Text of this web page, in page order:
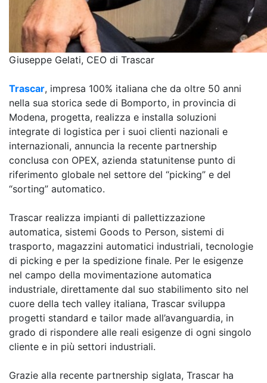
Giuseppe Gelati, CEO di Trascar
Trascar, impresa 100% italiana che da oltre 50 anni
nella sua storica sede di Bomporto, in provincia di
Modena, progetta, realizza e installa soluzioni
integrate di logistica per i suoi clienti nazionali e
internazionali, annuncia la recente partnership
conclusa con OPEX, azienda statunitense punto di
riferimento globale nel settore del “picking” e del
“sorting” automatico.
Trascar realizza impianti di pallettizzazione
automatica, sistemi Goods to Person, sistemi di
trasporto, magazzini automatici industriali, tecnologie
di picking e per la spedizione finale. Per le esigenze
nel campo della movimentazione automatica
industriale, direttamente dal suo stabilimento sito nel
cuore della tech valley italiana, Trascar sviluppa
progetti standard e tailor made all’avanguardia, in
grado di rispondere alle reali esigenze di ogni singolo
cliente e in più settori industriali.
Grazie alla recente partnership siglata, Trascar ha